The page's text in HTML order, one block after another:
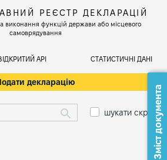
РЕЄСТР ДЕКЛАРАЦІЙ
виконання функцій держави або місцевого
самоврядування
АРІ СТАТИСТИЧНІ ДАНІ
декларацію
шукати скрізьЗміст документа